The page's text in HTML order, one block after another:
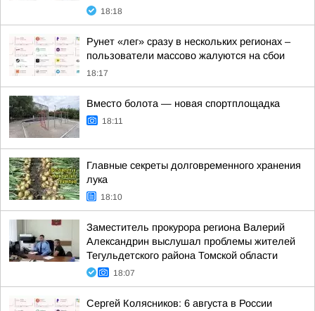
18:18
Рунет «лег» сразу в нескольких регионах –
пользователи массово жалуются на сбои
18:17
Вместо болота — новая спортплощадка
18:11
Главные секреты долговременного хранения
лука
18:10
Заместитель прокурора региона Валерий
Александрин выслушал проблемы жителей
Тегульдетского района Томской области
18:07
Сергей Колясников: 6 августа в России